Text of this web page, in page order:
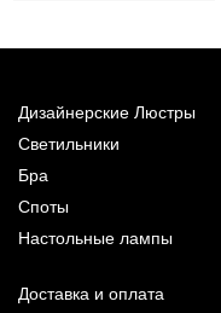
Дизайнерские Люстры
Светильники
Бра
Споты
Настольные лампы
Доставка и оплата